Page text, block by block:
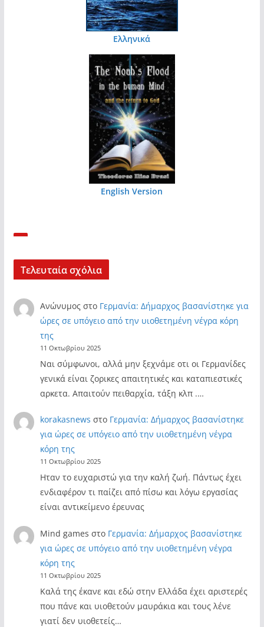
Ελληνικά
English Version
Τελευταία σχόλια
Ανώνυμος στο Γερμανία: Δήμαρχος βασανίστηκε για
ώρες σε υπόγειο από την υιοθετημένη νέγρα κόρη
της
11 Οκτωβρίου 2025
Ναι σύμφωνοι, αλλά μην ξεχνάμε οτι οι Γερμανίδες
γενικά είναι ζορικες απαιτητικές και καταπιεστικές
αρκετα. Απαιτούν πειθαρχία, τάξη κλπ .…
korakasnews στο Γερμανία: Δήμαρχος βασανίστηκε
για ώρες σε υπόγειο από την υιοθετημένη νέγρα
κόρη της
11 Οκτωβρίου 2025
Ηταν το ευχαριστώ για την καλή ζωή. Πάντως έχει
ενδιαφέρον τι παίζει από πίσω και λόγω εργασίας
είναι αντικείμενο έρευνας
Mind games στο Γερμανία: Δήμαρχος βασανίστηκε
για ώρες σε υπόγειο από την υιοθετημένη νέγρα
κόρη της
11 Οκτωβρίου 2025
Καλά της έκανε και εδώ στην Ελλάδα έχει αριστερές
που πάνε και υιοθετούν μαυράκια και τους λένε
γιατί δεν υιοθετείς…